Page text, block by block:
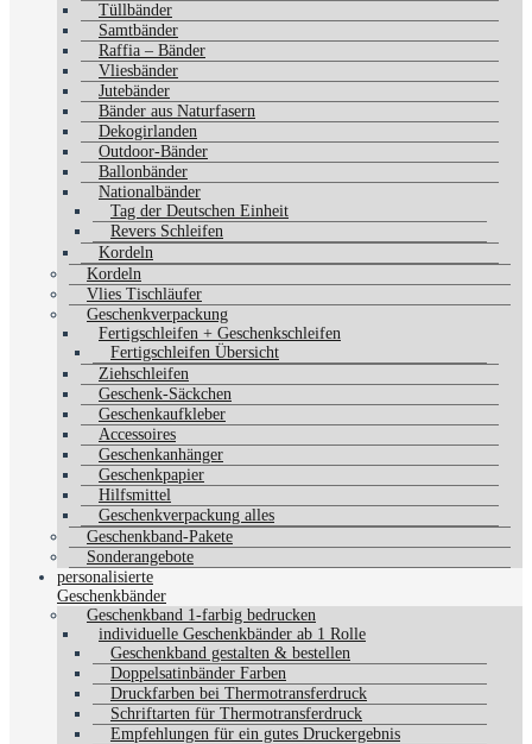
Tüllbänder
Samtbänder
Raffia – Bänder
Vliesbänder
Jutebänder
Bänder aus Naturfasern
Dekogirlanden
Outdoor-Bänder
Ballonbänder
Nationalbänder
Tag der Deutschen Einheit
Revers Schleifen
Kordeln
Kordeln
Vlies Tischläufer
Geschenkverpackung
Fertigschleifen + Geschenkschleifen
Fertigschleifen Übersicht
Ziehschleifen
Geschenk-Säckchen
Geschenkaufkleber
Accessoires
Geschenkanhänger
Geschenkpapier
Hilfsmittel
Geschenkverpackung alles
Geschenkband-Pakete
Sonderangebote
personalisierte
Geschenkbänder
Geschenkband 1-farbig bedrucken
individuelle Geschenkbänder ab 1 Rolle
Geschenkband gestalten & bestellen
Doppelsatinbänder Farben
Druckfarben bei Thermotransferdruck
Schriftarten für Thermotransferdruck
Empfehlungen für ein gutes Druckergebnis